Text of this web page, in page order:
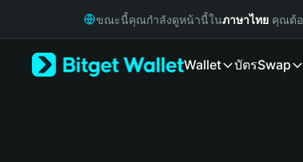
Русский
ขณะนี้คุณกำลังดูหน้านี้ในภาษาไทย คุณต้อ
Wallet บัตรSwap